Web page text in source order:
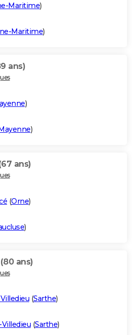
Maritime)
Maritime)
ans)
)
)
ans)
(Orne)
)
(80 ans)
(Sarthe)
(Sarthe)